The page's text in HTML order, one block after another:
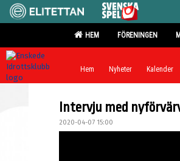
HEM FÖRENINGEN
Hem Nyheter Kalender
Intervju med
2020-04-07 15:00